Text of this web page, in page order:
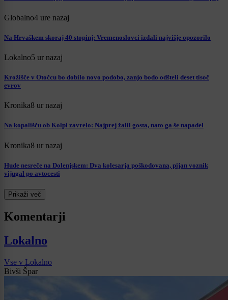
Globalno4 ure nazaj
Na Hrvaškem skoraj 40 stopinj: Vremenoslovci izdali najvišje opozorilo
Lokalno5 ur nazaj
Krožišče v Otočcu bo dobilo novo podobo, zanjo bodo odšteli deset tisoč
evrov
Kronika8 ur nazaj
Na kopališču ob Kolpi zavrelo: Najprej žalil gosta, nato ga še napadel
Kronika8 ur nazaj
Hude nesreče na Dolenjskem: Dva kolesarja poškodovana, pijan voznik
vijugal po avtocesti
Prikaži več
Komentarji
Lokalno
Vse v Lokalno
Bivši Špar